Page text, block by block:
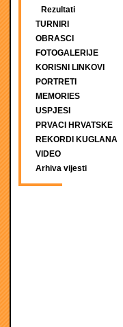
Rezultati
TURNIRI
OBRASCI
FOTOGALERIJE
KORISNI LINKOVI
PORTRETI
MEMORIES
USPJESI
PRVACI HRVATSKE
REKORDI KUGLANA
VIDEO
Arhiva vijesti